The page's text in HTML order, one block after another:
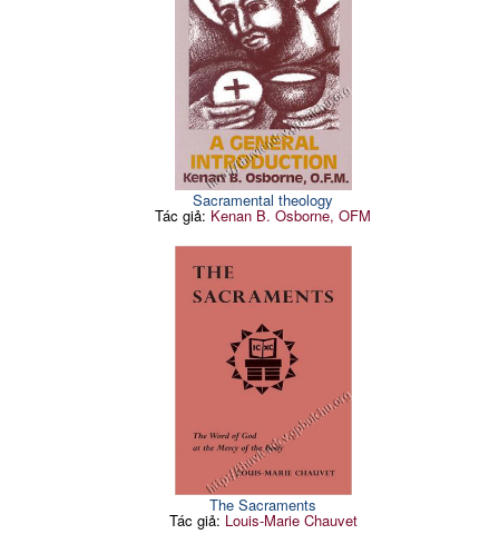
Sacramental theology
Tác giả: Kenan B. Osborne, OFM
The Sacraments
Tác giả: Louis-Marie Chauvet